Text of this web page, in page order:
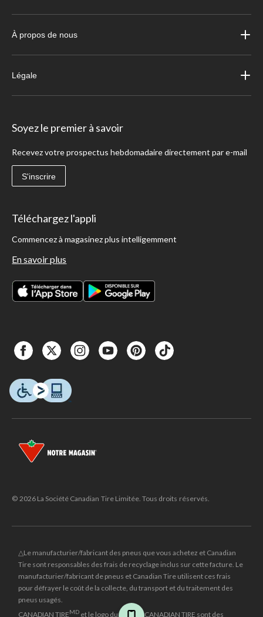
À propos de nous
Légale
Soyez le premier à savoir
Recevez votre prospectus hebdomadaire directement par e-mail
S'inscrire
Téléchargez l'appli
Commencez à magasinez plus intelligemment
En savoir plus
© 2026 La Société Canadian Tire Limitée. Tous droits réservés.
△Le manufacturier/fabricant des pneus que vous achetez et Canadian
Tire sont responsables des frais de recyclage inclus sur cette facture. Le
manufacturier/fabricant de pneus et Canadian Tire utilisent ces frais
pour défrayer le coût de la collecte, du transport et du traitement des
pneus usagés.
CANADIAN TIREMD et le logo du triangle CANADIAN TIRE sont des